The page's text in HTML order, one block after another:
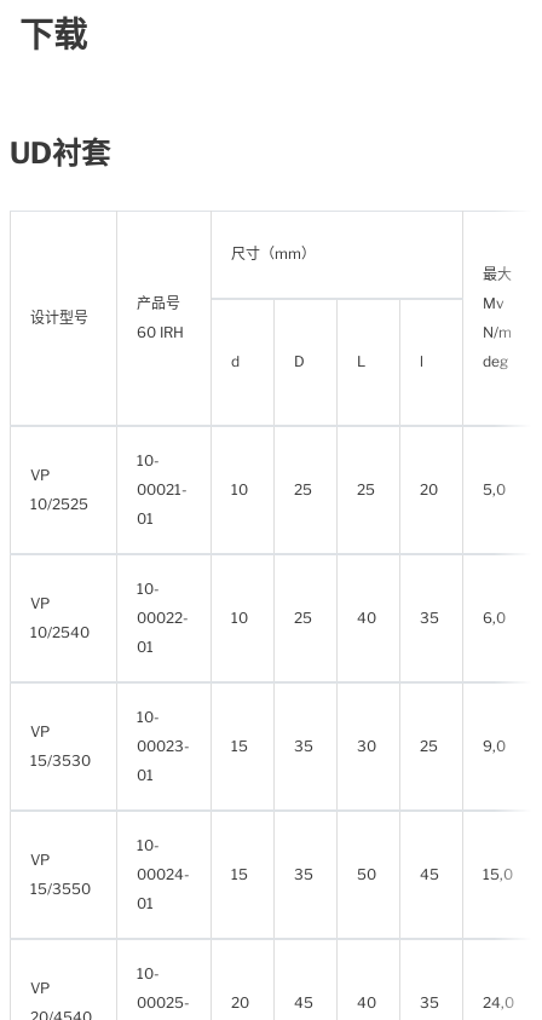
下载
UD衬套
设计型号
产品号
60 IRH
尺寸（mm）
最大
Mv
N/m
deg
d D L l
VP
10/2525
10-
00021-
01
10 25 25 20 5,0
VP
10/2540
10-
00022-
01
10 25 40 35 6,0
VP
15/3530
10-
00023-
01
15 35 30 25 9,0
VP
15/3550
10-
00024-
01
15 35 50 45 15,0
VP
10-
00025-
20 45 40 35 24,0